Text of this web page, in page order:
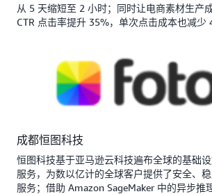
从 5 天缩短至 2 小时；同时让电商素材生产
CTR 点击率提升 35%，单次点击成本也减少
成都恒图科技
恒图科技基于亚马逊云科技遍布全球的基础
服务，为数以亿计的全球客户提供了安全、
服务；借助 Amazon SageMaker 中的异步推